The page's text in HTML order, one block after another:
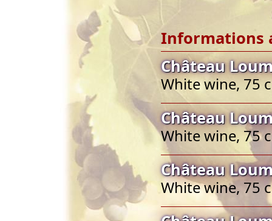
Informations
Château
White wine, 75
Château
White wine, 75
Château
White wine, 75